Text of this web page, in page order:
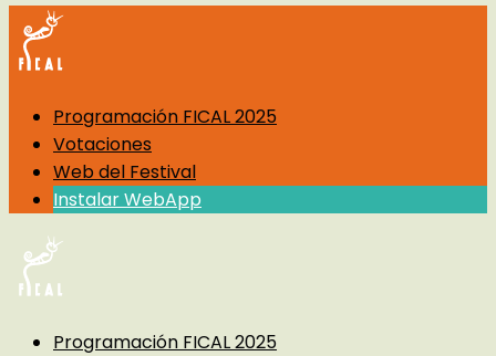
Programación FICAL 2025
Votaciones
Web del Festival
Instalar WebApp
Programación FICAL 2025